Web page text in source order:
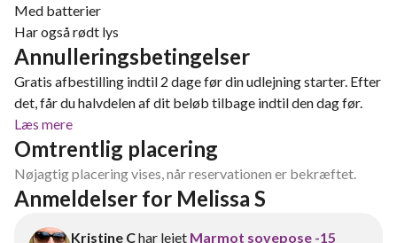
Med batterier
Har også rødt lys
Annulleringsbetingelser
Gratis afbestilling indtil 2 dage før din udlejning starter. Efter
det, får du halvdelen af dit beløb tilbage indtil den dag før.
Læs mere
Omtrentlig placering
Nøjagtig placering vises, når reservationen er bekræftet.
Anmeldelser for Melissa S
Kristine Char lejet Marmot sovepose -15